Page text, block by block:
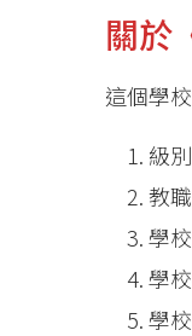
關於
這個學
級
教
學
學
學